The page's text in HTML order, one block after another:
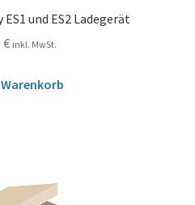
und ES2 Ladegerät
€ inkl. MwSt.